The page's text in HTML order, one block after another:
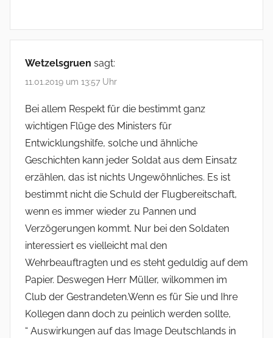
Wetzelsgruen sagt:
11.01.2019 um 13:57 Uhr
Bei allem Respekt für die bestimmt ganz
wichtigen Flüge des Ministers für
Entwicklungshilfe, solche und ähnliche
Geschichten kann jeder Soldat aus dem Einsatz
erzählen, das ist nichts Ungewöhnliches. Es ist
bestimmt nicht die Schuld der Flugbereitschaft,
wenn es immer wieder zu Pannen und
Verzögerungen kommt. Nur bei den Soldaten
interessiert es vielleicht mal den
Wehrbeauftragten und es steht geduldig auf dem
Papier. Deswegen Herr Müller, wilkommen im
Club der Gestrandeten.Wenn es für Sie und Ihre
Kollegen dann doch zu peinlich werden sollte,
“ Auswirkungen auf das Image Deutschlands in